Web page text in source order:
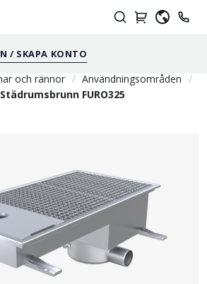
/ SKAPA KONTO
och rännor
Användningsområden
Städrumsbrunn FURO325